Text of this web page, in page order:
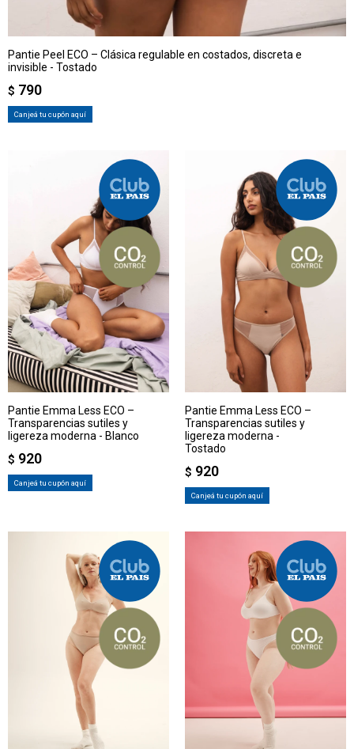
Pantie Peel ECO – Clásica regulable en costados, discreta e
invisible - Tostado
$ 790
Canjeá tu cupón aquí
Pantie Emma Less ECO –
Transparencias sutiles y
ligereza moderna - Blanco
$ 920
Canjeá tu cupón aquí
Pantie Emma Less ECO –
Transparencias sutiles y
ligereza moderna -
Tostado
$ 920
Canjeá tu cupón aquí